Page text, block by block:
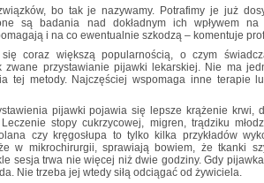
bo tak je nazywamy. Potrafimy je już
są badania nad dokładnym ich wpływem na
i na co ewentualnie szkodzą – komentuje
coraz większą popularnością, o czym
przystawianie pijawki lekarskiej. Nie ma
tej metody. Najczęściej wspomaga inne terapie
pijawki pojawia się lepsze krążenie krwi,
stopy cukrzycowej, migren, trądziku
czy kręgosłupa to tylko kilka przykładów
w mikrochirurgii, sprawiają bowiem, że tkanki
sesja trwa nie więcej niż dwie godziny. Gdy
Nie trzeba jej wtedy siłą odciągać od żywiciela.